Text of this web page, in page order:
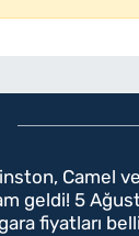
Camel
geldi! 5
fiyatları